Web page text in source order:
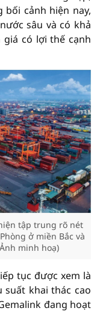
cảnh hiện nay,
sâu và có khả
có lợi thế cạnh
tập trung rõ nét
ở miền Bắc và
minh hoạ)
tục được xem là
suất khai thác cao
đang hoạt